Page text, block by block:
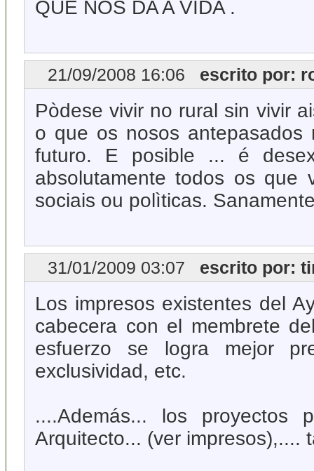
QUE NOS DA A VIDA .
21/09/2008 16:06 escrito por:
Pòdese vivir no rural sin vivir
o que os nosos antepasados
futuro. E posible ... é
absolutamente todos os que
sociais ou polìticas.
31/01/2009 03:07 escrito por:
Los impresos existentes del
cabecera con el membrete
esfuerzo se logra mejor
exclusividad, etc.
....Además... los proyectos
Arquitecto... (ver impresos),....